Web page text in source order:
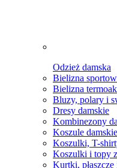
Odzież damska
Bielizna
Bielizna
Bluzy, polary i
Dresy damskie
Kombinezony
Koszule damskie
Koszulki, T-
Koszulki i topy
Kurtki,